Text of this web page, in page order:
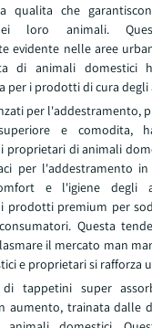
qualita che
loro animali.
evidente nelle aree
di animali domestici
per i prodotti di cura
per l'addestramento,
e comodita,
proprietari di animali
per l'addestramento in
e l'igiene degli
prodotti premium per
Questa
il mercato man
e proprietari si rafforza
di tappetini super
aumento, trainata dalle